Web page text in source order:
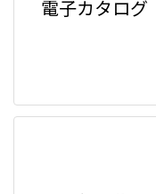
電子カタログ